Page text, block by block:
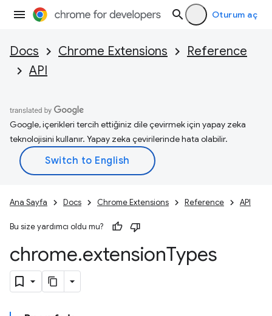
Oturum aç
Docs Chrome Extensions
Reference
API
Google, içerikleri tercih ettiğiniz dile çevirmek için yapay zeka
teknolojisini kullanır. Yapay zeka çevirilerinde hata olabilir.
Ana Sayfa Docs Chrome Extensions Reference API
Bu size yardımcı oldu mu?
chrome.extensionTypes